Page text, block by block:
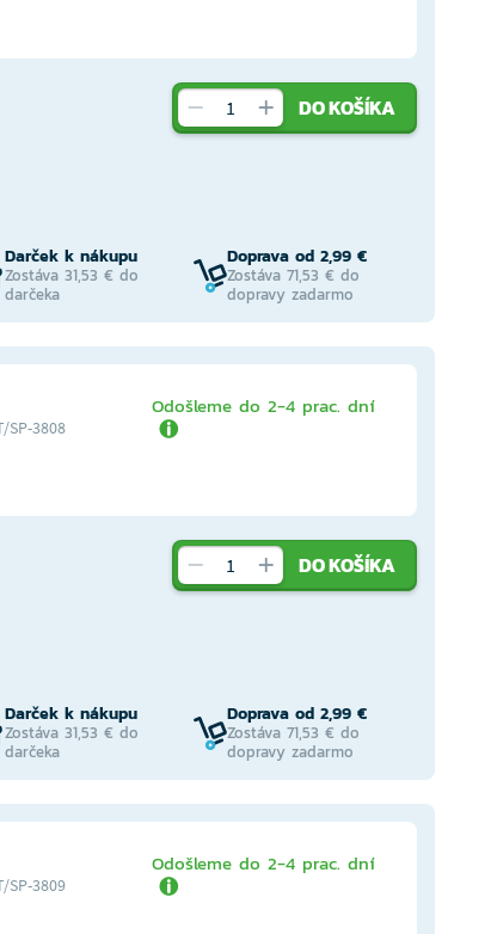
DO KOŠÍKA
Darček k nákupu
Zostáva 31,53 € do
darčeka
Doprava od 2,99 €
Zostáva 71,53 € do
dopravy zadarmo
SP-3808
Odošleme do 2-4 prac. dní
DO KOŠÍKA
Darček k nákupu
Zostáva 31,53 € do
darčeka
Doprava od 2,99 €
Zostáva 71,53 € do
dopravy zadarmo
SP-3809
Odošleme do 2-4 prac. dní